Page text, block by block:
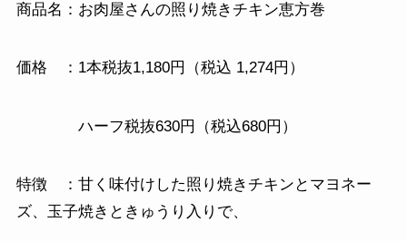
商品名：お肉屋さんの照り焼きチキン恵方巻
価格 ：1本税抜1,180円（税込 1,274円）
ハーフ税抜630円（税込680円）
特徴 ：甘く味付けした照り焼きチキンとマヨネー
ズ、玉子焼きときゅうり入りで、